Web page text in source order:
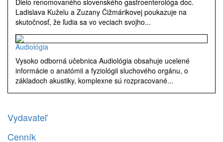
Dielo renomovaného slovenského gastroenterológa doc.
Ladislava Kuželu a Zuzany Čižmárikovej poukazuje na
skutočnosť, že ľudia sa vo veciach svojho...
Audiológia
Vysoko odborná učebnica Audiológia obsahuje ucelené
informácie o anatómii a fyziológii sluchového orgánu, o
základoch akustiky, komplexne sú rozpracované...
Vydavateľ
Cenník